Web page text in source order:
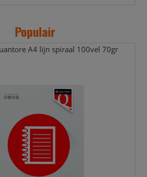
Populair
A4 lijn spiraal 100vel 70gr